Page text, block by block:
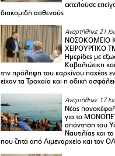
εκτελούσε
διακομιδή ασθενούς
Αναρτήθηκε 21
ΝΟΣΟΚΟΜΕΙΟ
ΧΕΙΡΟΥΡΓΙΚΟ
Ημερίδες με
Καβαλιώτικη
την πρόληψη του καρκίνου παχέος
είχαν τα Τροχαία και η οδική
Αναρτήθηκε 17
Νέος
για το
απάντηση του
Ναυτιλίας και
που ζητά από Λιμεναρχείο και τον